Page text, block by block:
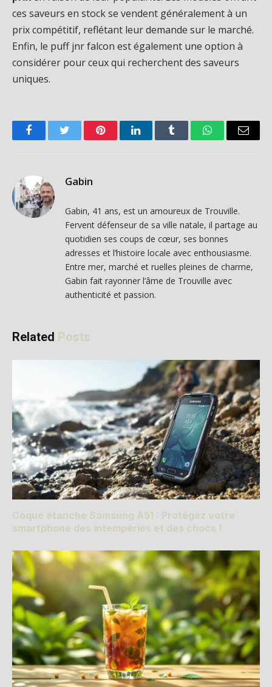
ces saveurs en stock se vendent généralement à un
prix compétitif, reflétant leur demande sur le marché.
Enfin, le puff jnr falcon est également une option à
considérer pour ceux qui recherchent des saveurs
uniques.
FacebookTwitter PinterestLinkedInTumblr WhatsAppEmail
Gabin
Gabin, 41 ans, est un amoureux de Trouville.
Fervent défenseur de sa ville natale, il partage au
quotidien ses coups de cœur, ses bonnes
adresses et l’histoire locale avec enthousiasme.
Entre mer, marché et ruelles pleines de charme,
Gabin fait rayonner l’âme de Trouville avec
authenticité et passion.
Related Posts
Coque étanche Samsung A51 : Protégez votre
smartphone des intempéries et des chocs !